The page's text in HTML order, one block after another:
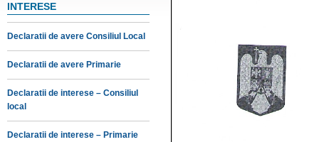
INTERESE
Declaratii de avere Consiliul Local
Declaratii de avere Primarie
Declaratii de interese – Consiliul
local
Declaratii de interese – Primarie